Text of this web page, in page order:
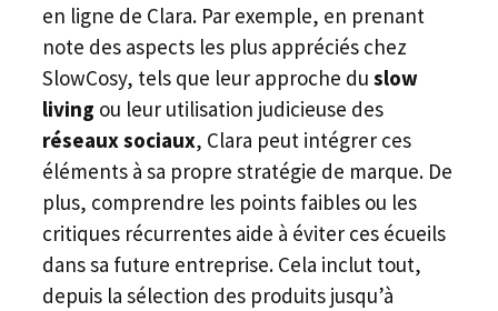
en ligne de Clara. Par exemple, en prenant
note des aspects les plus appréciés chez
SlowCosy, tels que leur approche du slow
living ou leur utilisation judicieuse des
réseaux sociaux, Clara peut intégrer ces
éléments à sa propre stratégie de marque. De
plus, comprendre les points faibles ou les
critiques récurrentes aide à éviter ces écueils
dans sa future entreprise. Cela inclut tout,
depuis la sélection des produits jusqu’à